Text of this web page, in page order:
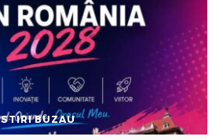
STIRI BUZAU